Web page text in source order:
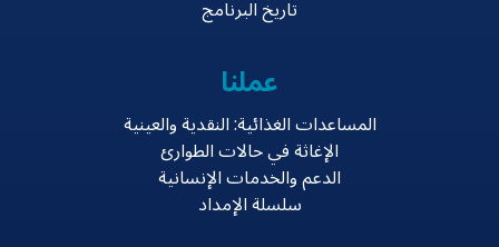
تاريخ البرنامج
عملنا
المساعدات الغذائية: النقدية والعينية
الإغاثة في حالات الطوارئ
الدعم والخدمات الإنسانية
سلسلة الإمداد